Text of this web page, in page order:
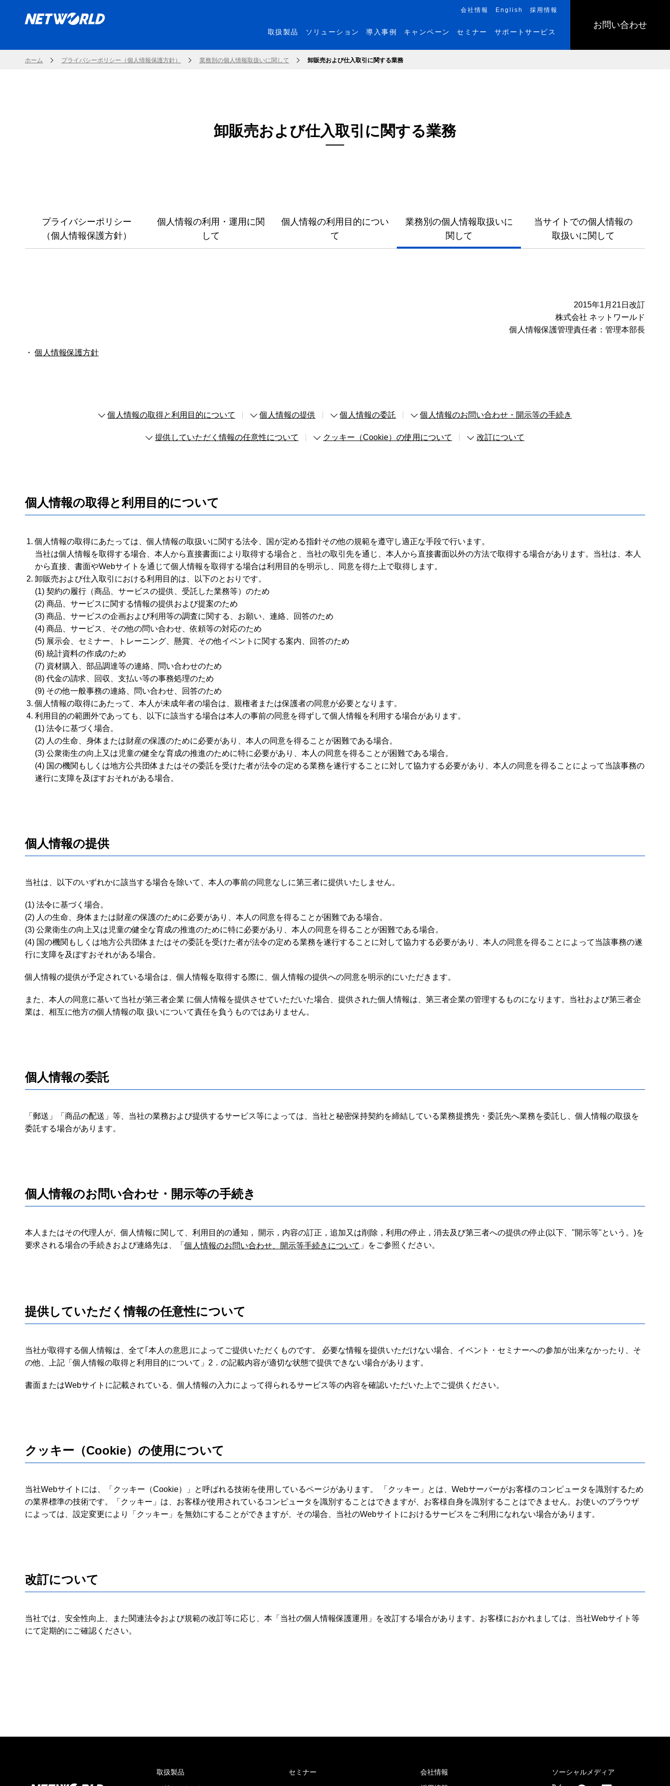
お問い合わせ
会社情報 English 採用情報
取扱製品 ソリューション 導入事例 キャンペーン セミナー サポートサービス
ホーム プライバシーポリシー（個人情報保護方針） 業務別の個人情報取扱いに関して 卸販売および仕入取引に関する業務
卸販売および仕入取引に関する業務
プライバシーポリシー
（個人情報保護方針）
個人情報の利用・運用に関
して
個人情報の利用目的につい
て
業務別の個人情報取扱いに
関して
当サイトでの個人情報の
取扱いに関して
2015年1月21日改訂
株式会社 ネットワールド
個人情報保護管理責任者：管理本部長
・ 個人情報保護方針
個人情報の取得と利用目的について 個人情報の提供 個人情報の委託 個人情報のお問い合わせ・開示等の手続き
提供していただく情報の任意性について クッキー（Cookie）の使用について 改訂について
個人情報の取得と利用目的について
個人情報の取得にあたっては、個人情報の取扱いに関する法令、国が定める指針その他の規範を遵守し適正な手段で行います。
当社は個人情報を取得する場合、本人から直接書面により取得する場合と、当社の取引先を通じ、本人から直接書面以外の方法で取得する場合があります。当社は、本人
から直接、書面やWebサイトを通じて個人情報を取得する場合は利用目的を明示し、同意を得た上で取得します。
卸販売および仕入取引における利用目的は、以下のとおりです。
(1) 契約の履行（商品、サービスの提供、受託した業務等）のため
(2) 商品、サービスに関する情報の提供および提案のため
(3) 商品、サービスの企画および利用等の調査に関する、お願い、連絡、回答のため
(4) 商品、サービス、その他の問い合わせ、依頼等の対応のため
(5) 展示会、セミナー、トレーニング、懸賞、その他イベントに関する案内、回答のため
(6) 統計資料の作成のため
(7) 資材購入、部品調達等の連絡、問い合わせのため
(8) 代金の請求、回収、支払い等の事務処理のため
(9) その他一般事務の連絡、問い合わせ、回答のため
個人情報の取得にあたって、本人が未成年者の場合は、親権者または保護者の同意が必要となります。
利用目的の範囲外であっても、以下に該当する場合は本人の事前の同意を得ずして個人情報を利用する場合があります。
(1) 法令に基づく場合。
(2) 人の生命、身体または財産の保護のために必要があり、本人の同意を得ることが困難である場合。
(3) 公衆衛生の向上又は児童の健全な育成の推進のために特に必要があり、本人の同意を得ることが困難である場合。
(4) 国の機関もしくは地方公共団体またはその委託を受けた者が法令の定める業務を遂行することに対して協力する必要があり、本人の同意を得ることによって当該事務の
遂行に支障を及ぼすおそれがある場合。
個人情報の提供
当社は、以下のいずれかに該当する場合を除いて、本人の事前の同意なしに第三者に提供いたしません。
(1) 法令に基づく場合。
(2) 人の生命、身体または財産の保護のために必要があり、本人の同意を得ることが困難である場合。
(3) 公衆衛生の向上又は児童の健全な育成の推進のために特に必要があり、本人の同意を得ることが困難である場合。
(4) 国の機関もしくは地方公共団体またはその委託を受けた者が法令の定める業務を遂行することに対して協力する必要があり、本人の同意を得ることによって当該事務の遂
行に支障を及ぼすおそれがある場合。
個人情報の提供が予定されている場合は、個人情報を取得する際に、個人情報の提供への同意を明示的にいただきます。
また、本人の同意に基いて当社が第三者企業 に個人情報を提供させていただいた場合、提供された個人情報は、第三者企業の管理するものになります。当社および第三者企
業は、相互に他方の個人情報の取 扱いについて責任を負うものではありません。
個人情報の委託
「郵送」「商品の配送」等、当社の業務および提供するサービス等によっては、当社と秘密保持契約を締結している業務提携先・委託先へ業務を委託し、個人情報の取扱を
委託する場合があります。
個人情報のお問い合わせ・開示等の手続き
本人またはその代理人が、個人情報に関して、利用目的の通知， 開示，内容の訂正，追加又は削除，利用の停止，消去及び第三者への提供の停止(以下、"開示等"という。)を
要求される場合の手続きおよび連絡先は、「個人情報のお問い合わせ、開示等手続きについて 」をご参照ください。
提供していただく情報の任意性について
当社が取得する個人情報は、全て｢本人の意思｣によってご提供いただくものです。 必要な情報を提供いただけない場合、イベント・セミナーへの参加が出来なかったり、そ
の他、上記「個人情報の取得と利用目的について」2．の記載内容が適切な状態で提供できない場合があります。
書面またはWebサイトに記載されている、個人情報の入力によって得られるサービス等の内容を確認いただいた上でご提供ください。
クッキー（Cookie）の使用について
当社Webサイトには、「クッキー（Cookie）」と呼ばれる技術を使用しているページがあります。 「クッキー」とは、Webサーバーがお客様のコンピュータを識別するため
の業界標準の技術です。「クッキー」は、お客様が使用されているコンピュータを識別することはできますが、お客様自身を識別することはできません。お使いのブラウザ
によっては、設定変更により「クッキー」を無効にすることができますが、その場合、当社のWebサイトにおけるサービスをご利用になれない場合があります。
改訂について
当社では、安全性向上、また関連法令および規範の改訂等に応じ、本「当社の個人情報保護運用」を改訂する場合があります。お客様におかれましては、当社Webサイト等
にて定期的にご確認ください。
取扱製品
セミナー
会社情報
ソーシャルメディア